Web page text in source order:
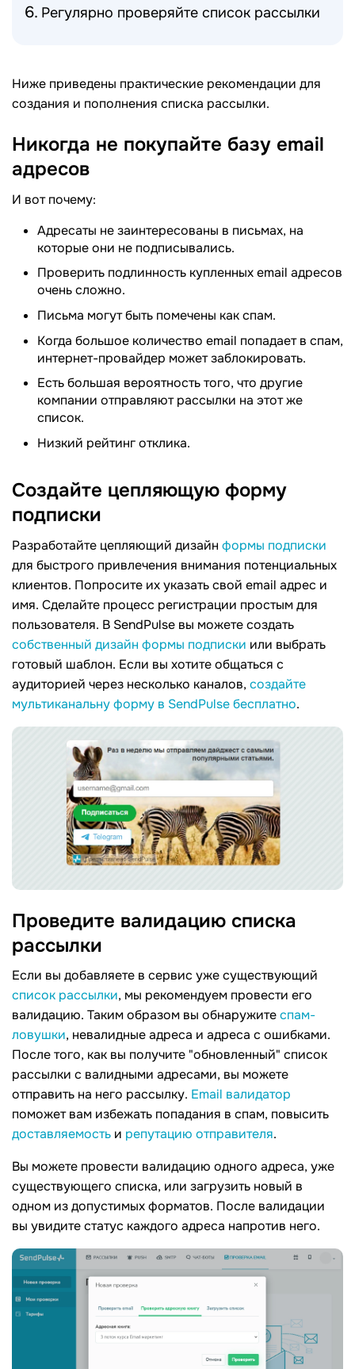
Регулярно проверяйте список рассылки
Ниже приведены практические рекомендации для
создания и пополнения списка рассылки.
Никогда не покупайте базу email
адресов
И вот почему:
Адресаты не заинтересованы в письмах, на
которые они не подписывались.
Проверить подлинность купленных email адресов
очень сложно.
Письма могут быть помечены как спам.
Когда большое количество email попадает в спам,
интернет-провайдер может заблокировать.
Есть большая вероятность того, что другие
компании отправляют рассылки на этот же
список.
Низкий рейтинг отклика.
Создайте цепляющую форму
подписки
Разработайте цепляющий дизайн формы подписки
для быстрого привлечения внимания потенциальных
клиентов. Попросите их указать свой email адрес и
имя. Сделайте процесс регистрации простым для
пользователя. В SendPulse вы можете создать
собственный дизайн формы подписки или выбрать
готовый шаблон. Если вы хотите общаться с
аудиторией через несколько каналов, создайте
мультиканальну форму в SendPulse бесплатно.
Проведите валидацию списка
рассылки
Если вы добавляете в сервис уже существующий
список рассылки, мы рекомендуем провести его
валидацию. Таким образом вы обнаружитеспам-
ловушки, невалидные адреса и адреса с ошибками.
После того, как вы получите "обновленный" список
рассылки с валидными адресами, вы можете
отправить на него рассылку. Email валидатор
поможет вам избежать попадания в спам, повысить
доставляемость и репутацию отправителя.
Вы можете провести валидацию одного адреса, уже
существующего списка, или загрузить новый в
одном из допустимых форматов. После валидации
вы увидите статус каждого адреса напротив него.